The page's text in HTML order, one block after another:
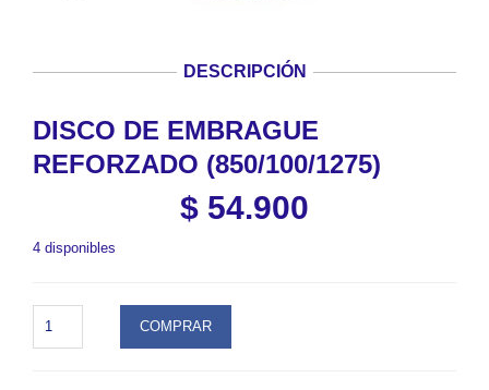
DESCRIPCIÓN
DISCO DE EMBRAGUE
REFORZADO (850/100/1275)
$ 54.900
4 disponibles
DE
COMPRAR